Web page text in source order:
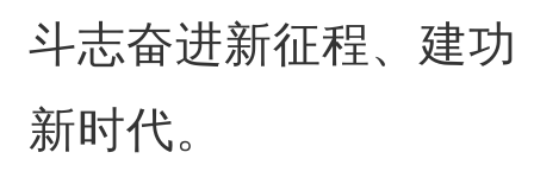
斗志奋进新征程、建功
新时代。